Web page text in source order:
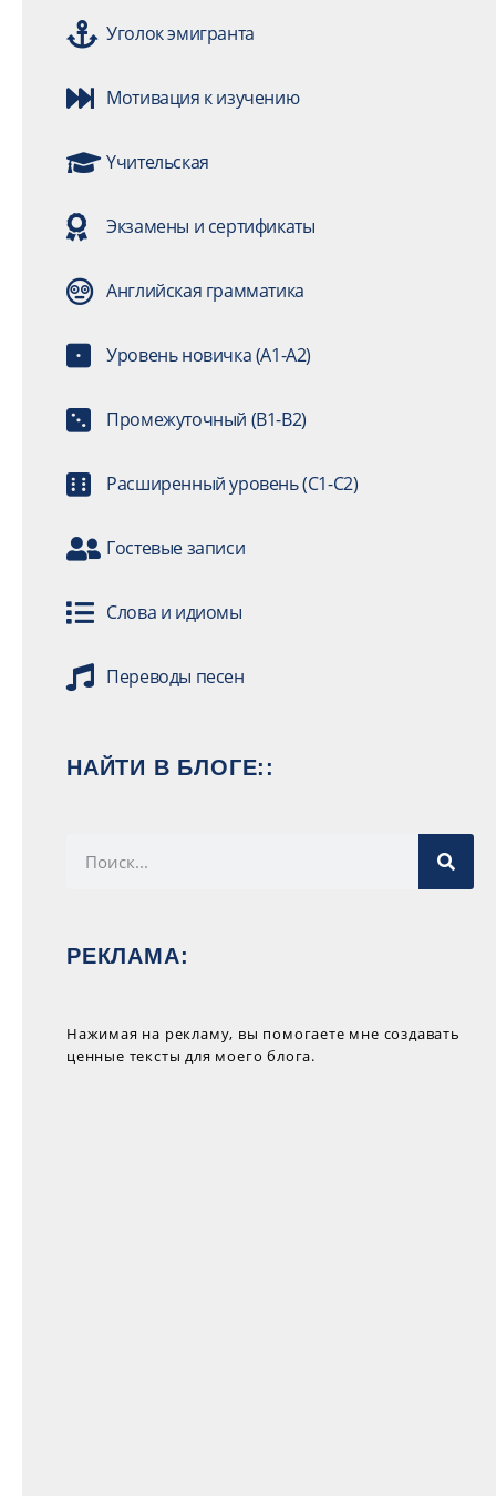
Уголок эмигранта
Мотивация к изучению
Yчительская
Экзамены и сертификаты
Английская грамматика
Уровень новичка (A1-A2)
Промежуточный (B1-B2)
Расширенный уровень (C1-C2)
Гостевые записи
Слова и идиомы
Переводы песен
НАЙТИ В БЛОГЕ::
РЕКЛАМА:
Нажимая на рекламу, вы помогаете мне создавать
ценные тексты для моего блога.